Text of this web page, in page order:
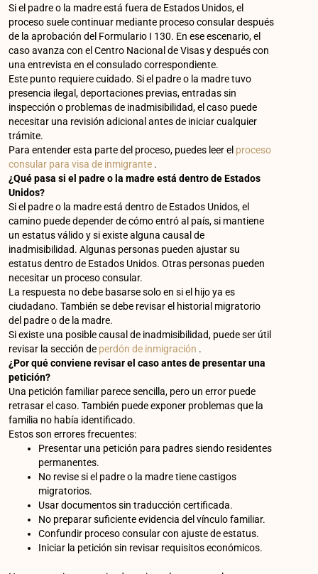
Si el padre o la madre está fuera de Estados Unidos, el
proceso suele continuar mediante proceso consular después
de la aprobación del Formulario I 130. En ese escenario, el
caso avanza con el Centro Nacional de Visas y después con
una entrevista en el consulado correspondiente.
Este punto requiere cuidado. Si el padre o la madre tuvo
presencia ilegal, deportaciones previas, entradas sin
inspección o problemas de inadmisibilidad, el caso puede
necesitar una revisión adicional antes de iniciar cualquier
trámite.
Para entender esta parte del proceso, puedes leer el proceso
consular para visa de inmigrante .
¿Qué pasa si el padre o la madre está dentro de Estados
Unidos?
Si el padre o la madre está dentro de Estados Unidos, el
camino puede depender de cómo entró al país, si mantiene
un estatus válido y si existe alguna causal de
inadmisibilidad. Algunas personas pueden ajustar su
estatus dentro de Estados Unidos. Otras personas pueden
necesitar un proceso consular.
La respuesta no debe basarse solo en si el hijo ya es
ciudadano. También se debe revisar el historial migratorio
del padre o de la madre.
Si existe una posible causal de inadmisibilidad, puede ser útil
revisar la sección de perdón de inmigración .
¿Por qué conviene revisar el caso antes de presentar una
petición?
Una petición familiar parece sencilla, pero un error puede
retrasar el caso. También puede exponer problemas que la
familia no había identificado.
Estos son errores frecuentes:
Presentar una petición para padres siendo residentes
permanentes.
No revise si el padre o la madre tiene castigos
migratorios.
Usar documentos sin traducción certificada.
No preparar suficiente evidencia del vínculo familiar.
Confundir proceso consular con ajuste de estatus.
Iniciar la petición sin revisar requisitos económicos.